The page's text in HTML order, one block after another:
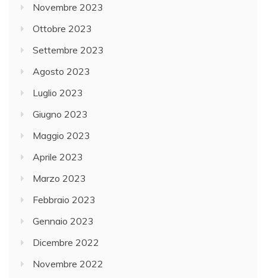
Novembre 2023
Ottobre 2023
Settembre 2023
Agosto 2023
Luglio 2023
Giugno 2023
Maggio 2023
Aprile 2023
Marzo 2023
Febbraio 2023
Gennaio 2023
Dicembre 2022
Novembre 2022